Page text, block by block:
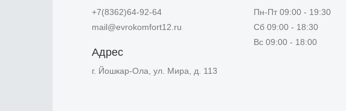
+7(8362)64-92-64
mail@evrokomfort12.ru
Адрес
г. Йошкар-Ола, ул. Мира, д. 113
Пн-Пт 09:00 - 19:30
Сб 09:00 - 18:30
Вс 09:00 - 18:00